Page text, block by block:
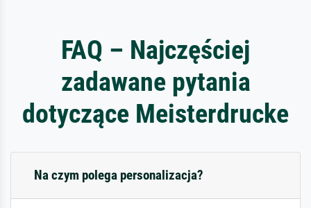
FAQ – Najczęściej
zadawane pytania
dotyczące Meisterdrucke
Na czym polega personalizacja?